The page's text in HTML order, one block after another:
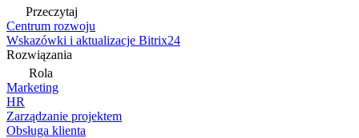
Przeczytaj
Centrum rozwoju
Wskazówki i aktualizacje Bitrix24
Rozwiązania
Rola
Marketing
HR
Zarządzanie projektem
Obsługa klienta